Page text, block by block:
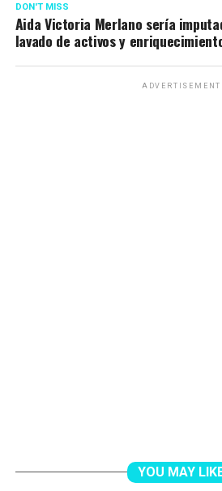
DON'T MISS
Aida Victoria Merlano sería
lavado de activos y
ADVERTISEMENT
YOU MAY